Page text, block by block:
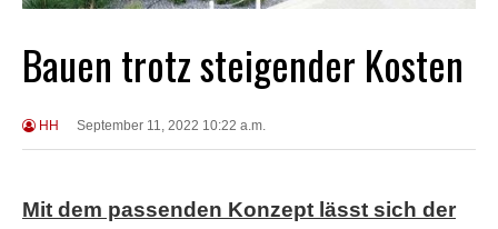
Bauen trotz steigender Kosten
HH September 11, 2022 10:22 a.m.
Mit dem passenden Konzept lässt sich der